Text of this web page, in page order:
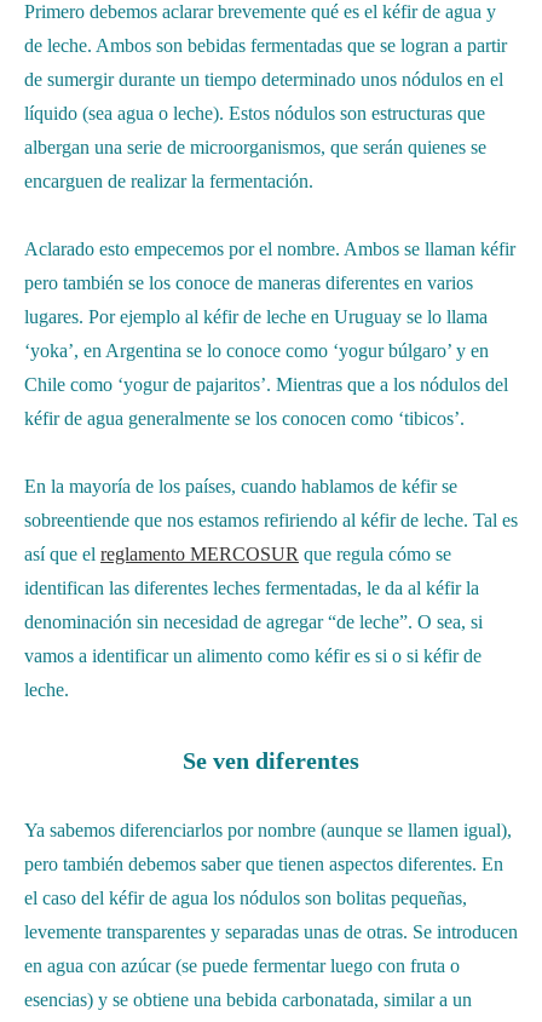
Primero debemos aclarar brevemente qué es el kéfir de agua y
de leche. Ambos son bebidas fermentadas que se logran a partir
de sumergir durante un tiempo determinado unos nódulos en el
líquido (sea agua o leche). Estos nódulos son estructuras que
albergan una serie de microorganismos, que serán quienes se
encarguen de realizar la fermentación.
Aclarado esto empecemos por el nombre. Ambos se llaman kéfir
pero también se los conoce de maneras diferentes en varios
lugares. Por ejemplo al kéfir de leche en Uruguay se lo llama
‘yoka’, en Argentina se lo conoce como ‘yogur búlgaro’ y en
Chile como ‘yogur de pajaritos’. Mientras que a los nódulos del
kéfir de agua generalmente se los conocen como ‘tibicos’.
En la mayoría de los países, cuando hablamos de kéfir se
sobreentiende que nos estamos refiriendo al kéfir de leche. Tal es
así que el reglamento MERCOSUR que regula cómo se
identifican las diferentes leches fermentadas, le da al kéfir la
denominación sin necesidad de agregar “de leche”. O sea, si
vamos a identificar un alimento como kéfir es si o si kéfir de
leche.
Se ven diferentes
Ya sabemos diferenciarlos por nombre (aunque se llamen igual),
pero también debemos saber que tienen aspectos diferentes. En
el caso del kéfir de agua los nódulos son bolitas pequeñas,
levemente transparentes y separadas unas de otras. Se introducen
en agua con azúcar (se puede fermentar luego con fruta o
esencias) y se obtiene una bebida carbonatada, similar a un